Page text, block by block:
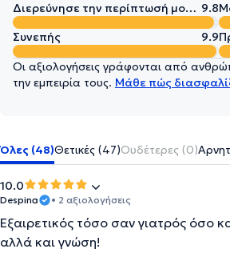
Διερεύνησε την περίπτωσή μου σε βάθος 9.8
Συνεπής
9.9
Οι αξιολογήσεις γράφονται από
την εμπειρία τους. Μάθε πώς
Όλες (48)Θετικές (47)Ουδέτερες (0)
10.0
Despina • 2 αξιολογήσεις
Εξαιρετικός τόσο σαν γιατρός όσο
αλλά και γνώση!